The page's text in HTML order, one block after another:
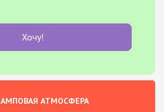
Хочу!
АТМОСФЕРА